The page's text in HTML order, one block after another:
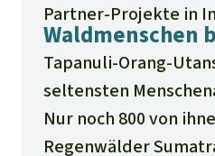
Partner-Projekte in
Waldmenschen
Tapanuli-Orang-
seltensten
Nur noch 800 von
Regenwälder